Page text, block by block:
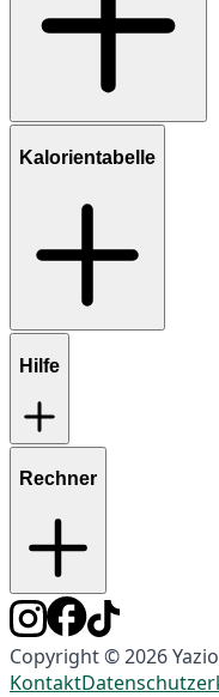
Kalorientabelle
Hilfe
Rechner
Copyright © 2026
Kontakt